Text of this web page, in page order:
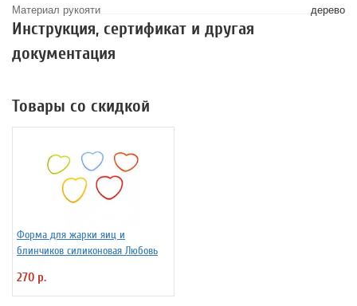
Материал рукояти
дерево
Инструкция, сертификат и другая
документация
Товары со скидкой
Форма для жарки яиц и
блинчиков силиконовая Любовь
270 р.